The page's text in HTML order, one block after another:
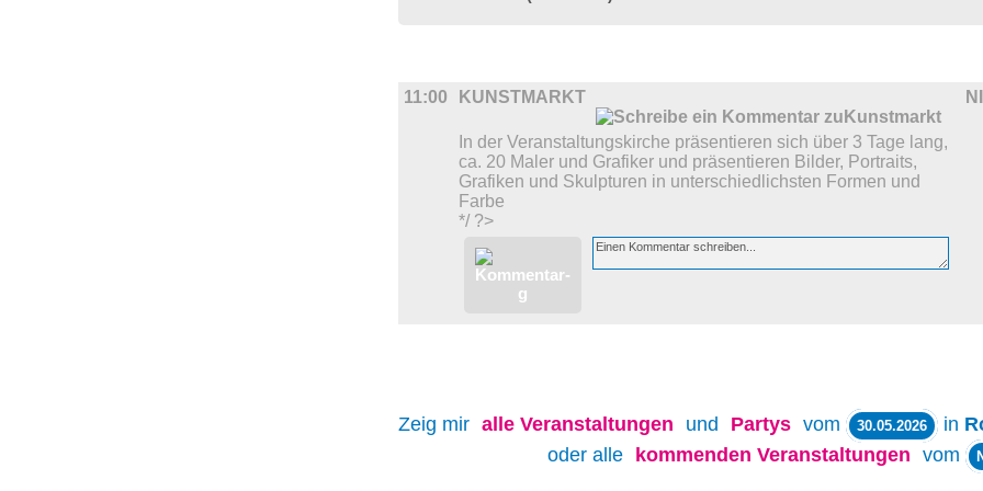
11:00 KUNSTMARKT
In der Veranstaltungskirche präsentieren sich über 3 Tage lang,
ca. 20 Maler und Grafiker und präsentieren Bilder, Portraits,
Grafiken und Skulpturen in unterschiedlichsten Formen und
Farbe
*/ ?>
Zeig mir alle Veranstaltungen und Partys vom 30.05.2026 in
oder alle
kommenden Veranstaltungen vom